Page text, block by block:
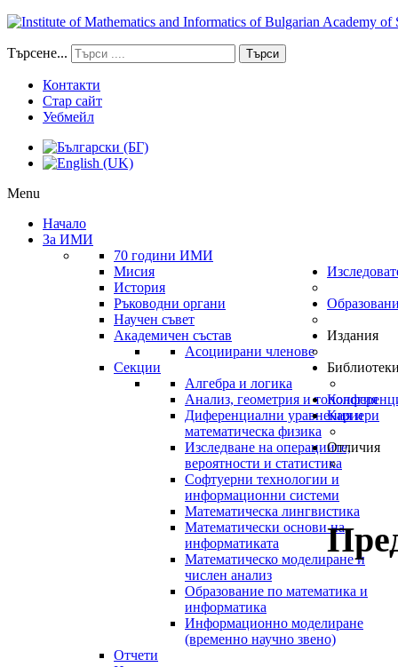
Търсене... Търси
Контакти
Стар сайт
Уебмейл
Menu
Начало
За ИМИ
70 години ИМИ
Мисия
История
Ръководни органи
Научен съвет
Академичен състав
Асоциирани членове
Секции
Алгебра и логика
Анализ, геометрия и топология
Диференциални уравнения и
математическа физика
Изследване на операциите,
вероятности и статистика
Софтуерни технологии и
информационни системи
Математическа лингвистика
Математически основи на
информатиката
Математическо моделиране и
числен анализ
Образование по математика и
информатика
Информационно моделиране
(временно научно звено)
Отчети
Издания
Кариери
Отличия